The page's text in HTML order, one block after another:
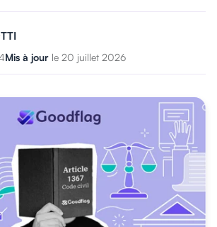
Mis à jour le 20 juillet 2026